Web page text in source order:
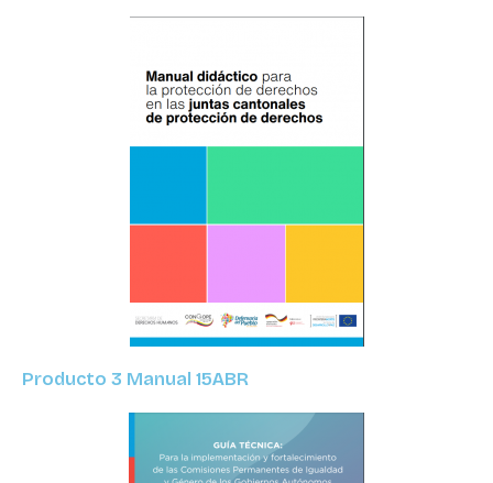
Producto 3 Manual 15ABR